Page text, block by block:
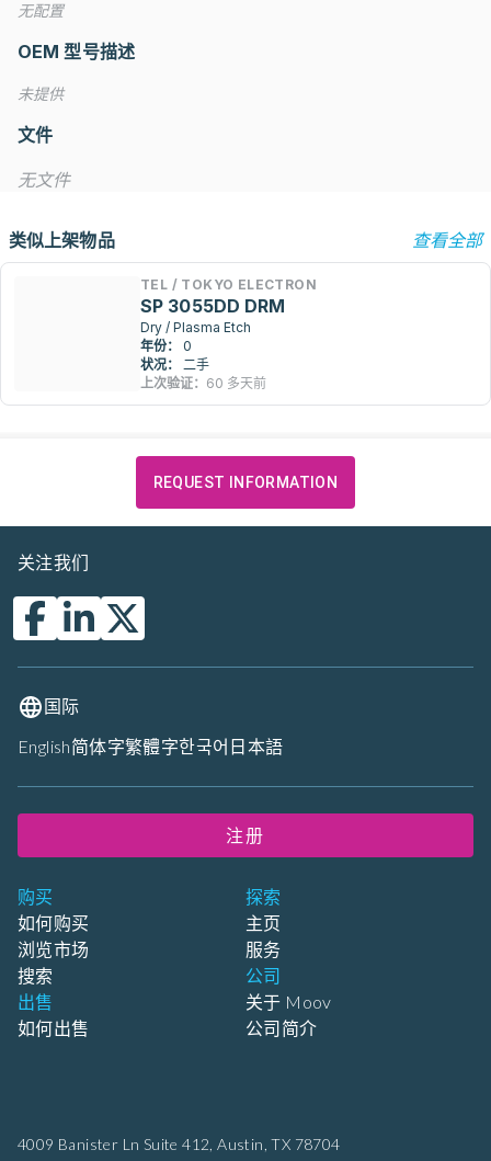
无配置
OEM 型号描述
未提供
文件
无文件
类似上架物品 查看全部
TEL / TOKYO ELECTRON
SP 3055DD DRM
Dry / Plasma Etch
年份：
0
状况：
二手
上次验证： 60 多天前
REQUEST INFORMATION
4009 Banister Ln Suite 412, Austin, TX 78704
购买
如何购买
浏览市场
搜索
出售
如何出售
探索
主页
服务
公司
关于 Moov
公司简介
关注我们
国际
English简体字繁體字한국어 日本語
注册